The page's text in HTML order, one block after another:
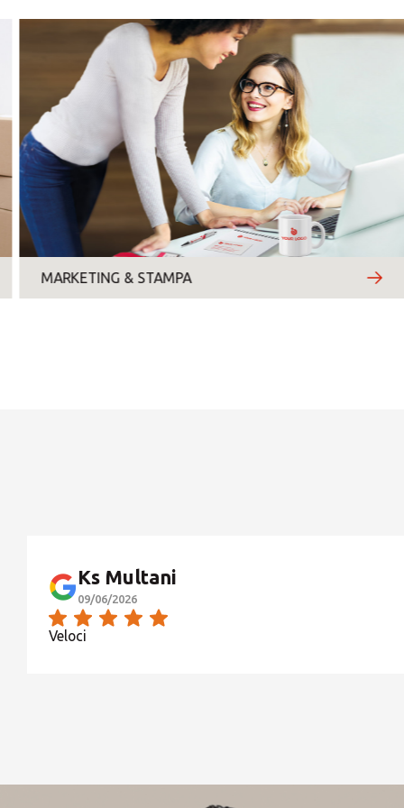
MARKETING & STAMPA
Ks Multani
09/06/2026
Veloci
lunedì
martedì
mercoledì
giovedì
venerdì